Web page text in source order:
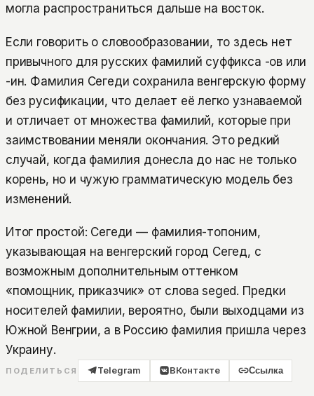
могла распространиться дальше на восток.
Если говорить о словообразовании, то здесь нет
привычного для русских фамилий суффикса -ов или
-ин. Фамилия Сегеди сохранила венгерскую форму
без русификации, что делает её легко узнаваемой
и отличает от множества фамилий, которые при
заимствовании меняли окончания. Это редкий
случай, когда фамилия донесла до нас не только
корень, но и чужую грамматическую модель без
изменений.
Итог простой: Сегеди — фамилия-топоним,
указывающая на венгерский город Сегед, с
возможным дополнительным оттенком
«помощник, приказчик» от слова seged. Предки
носителей фамилии, вероятно, были выходцами из
Южной Венгрии, а в Россию фамилия пришла через
Украину.
ПОДЕЛИТЬСЯ Telegram ВКонтакте Ссылка